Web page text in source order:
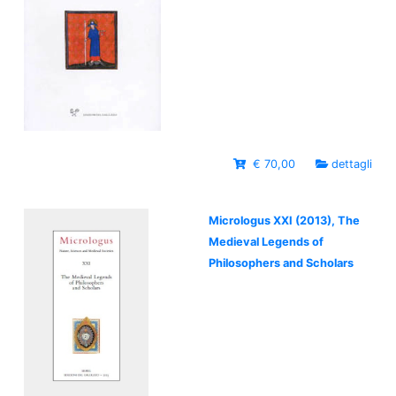
€ 70,00 dettagli
Micrologus XXI (2013), The
Medieval Legends of
Philosophers and Scholars